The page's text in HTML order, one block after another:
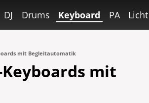
DJ Drums Keyboard PA Licht
mit Begleitautomatik
mit